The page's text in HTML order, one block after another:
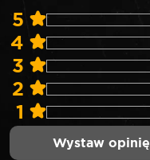
5
4
3
2
1
Wystaw opinię